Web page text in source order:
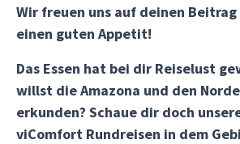
Wir freuen uns auf deinen
einen guten Appetit!
Das Essen hat bei dir Reiselust
willst die Amazona und den
erkunden? Schaue dir doch
viComfort Rundreisen in dem